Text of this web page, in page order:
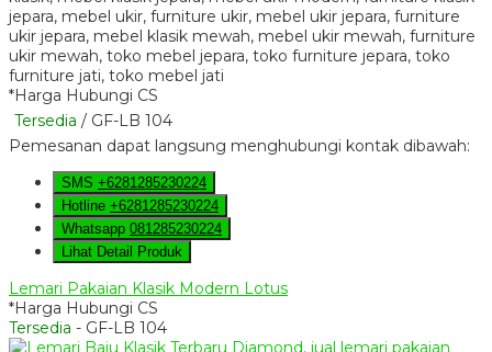
*Harga Hubungi CS
Tersedia / GF-LB 104
Pemesanan dapat langsung menghubungi kontak dibawah:
SMS +6281285230224
Hotline +6281285230224
Whatsapp 081285230224
Lihat Detail Produk
Lemari Pakaian Klasik Modern Lotus
*Harga Hubungi CS
Tersedia - GF-LB 104